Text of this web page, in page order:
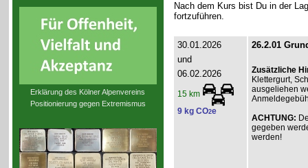
Erklärung des Kölner Alpenvereins
Positionierung gegen Extremismus
Nach dem Kurs bist Du in der
fortzuführen.
30.01.2026
und
06.02.2026
15 km
9 kg CO2e
26.2.01
Zusätzliche
Klettergurt,
ausgeliehen
ACHTUNG:
gegeben
werden!